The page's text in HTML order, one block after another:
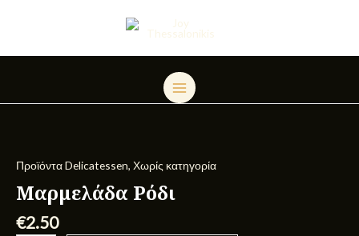
MENU
Προϊόντα Delicatessen, Χωρίς κατηγορία
Μαρμελάδα Ρόδι
€2.50
ποσότητα